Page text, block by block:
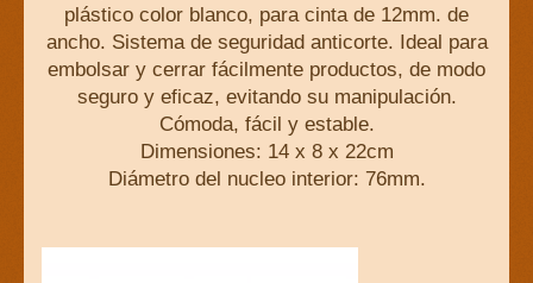
plástico color blanco, para cinta de 12mm. de
ancho. Sistema de seguridad anticorte. Ideal para
embolsar y cerrar fácilmente productos, de modo
seguro y eficaz, evitando su manipulación.
Cómoda, fácil y estable.
Dimensiones: 14 x 8 x 22cm
Diámetro del nucleo interior: 76mm.